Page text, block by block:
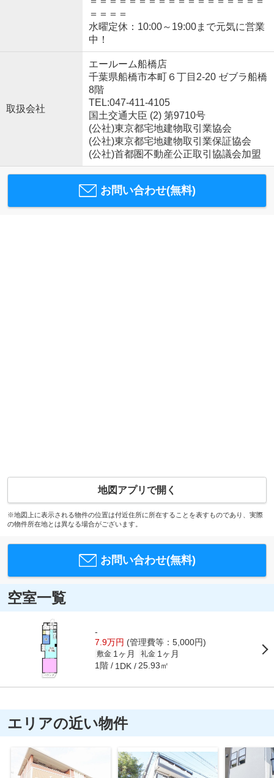
＝＝＝＝
水曜定休：10:00～19:00まで元気に営業
中！
取扱会社
エールーム船橋店
千葉県船橋市本町６丁目2-20 ゼブラ船橋
8階
TEL:047-411-4105
国土交通大臣 (2) 第9710号
(公社)東京都宅地建物取引業協会
(公社)東京都宅地建物取引業保証協会
(公社)首都圏不動産公正取引協議会加盟
お問い合わせ(無料)
地図アプリで開く
※地図上に表示される物件の位置は付近住所に所在することを表すものであり、実際
の物件所在地とは異なる場合がございます。
お問い合わせ(無料)
空室一覧
-
7.9万円 (管理費等：5,000円)
敷金 1ヶ月 礼金 1ヶ月
1階 1DK 25.93㎡
エリアの近い物件